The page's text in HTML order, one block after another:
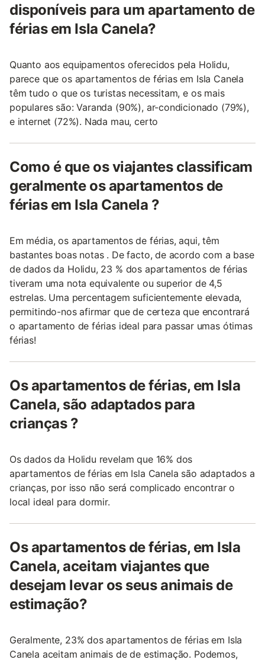
disponíveis para um apartamento de
férias em Isla Canela?
Quanto aos equipamentos oferecidos pela Holidu,
parece que os apartamentos de férias em Isla Canela
têm tudo o que os turistas necessitam, e os mais
populares são: Varanda (90%), ar-condicionado (79%),
e internet (72%). Nada mau, certo
Como é que os viajantes classificam
geralmente os apartamentos de
férias em Isla Canela ?
Em média, os apartamentos de férias, aqui, têm
bastantes boas notas . De facto, de acordo com a base
de dados da Holidu, 23 % dos apartamentos de férias
tiveram uma nota equivalente ou superior de 4,5
estrelas. Uma percentagem suficientemente elevada,
permitindo-nos afirmar que de certeza que encontrará
o apartamento de férias ideal para passar umas ótimas
férias!
Os apartamentos de férias, em Isla
Canela, são adaptados para
crianças ?
Os dados da Holidu revelam que 16% dos
apartamentos de férias em Isla Canela são adaptados a
crianças, por isso não será complicado encontrar o
local ideal para dormir.
Os apartamentos de férias, em Isla
Canela, aceitam viajantes que
desejam levar os seus animais de
estimação?
Geralmente, 23% dos apartamentos de férias em Isla
Canela aceitam animais de de estimação. Podemos,